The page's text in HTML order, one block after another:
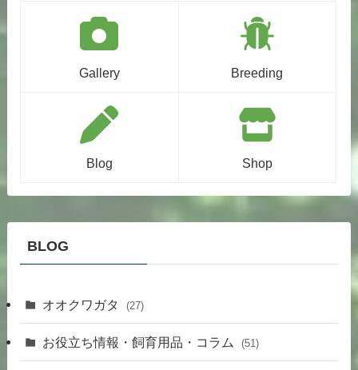
Gallery Breeding
Blog Shop
BLOG
オオクワガタ (27)
お役立ち情報・飼育用品・コラム (51)